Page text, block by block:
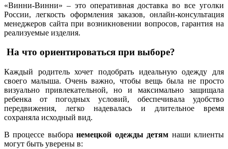
«Винни-Винни» – это оперативная доставка во все уголки
России, легкость оформления заказов, онлайн-консультация
менеджеров сайта при возникновении вопросов, гарантия на
реализуемые изделия.
На что ориентироваться при выборе?
Каждый родитель хочет подобрать идеальную одежду для
своего малыша. Очень важно, чтобы вещь была не просто
визуально привлекательной, но и максимально защищала
ребенка от погодных условий, обеспечивала удобство
передвижения, легко надевалась и длительное время
сохраняла исходный вид.
В процессе выборанемецкой одежды детям наши клиенты
могут быть уверены в: